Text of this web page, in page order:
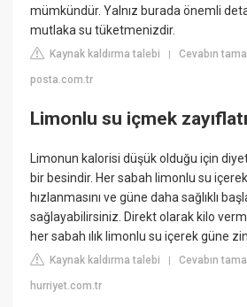
mümkündür. Yalnız burada önemli
mutlaka su tüketmenizdir.
Kaynak kaldırma talebi |Cevabın
posta.com.tr
Limonlu su içmek
Limonun kalorisi düşük olduğu için
bir besindir. Her sabah limonlu su içerek
hızlanmasını ve güne daha sağlıklı
sağlayabilirsiniz. Direkt olarak kilo
her sabah ılık limonlu su içerek güne
Kaynak kaldırma talebi |Cevabın
hurriyet.com.tr